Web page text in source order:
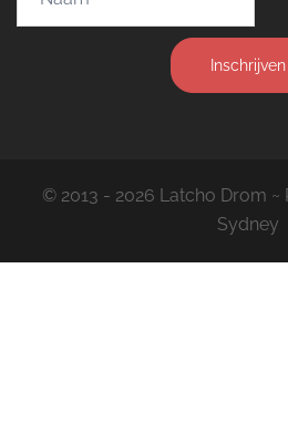
Inschrijven
© 2013 - 2026 Latcho Drom
Sydney